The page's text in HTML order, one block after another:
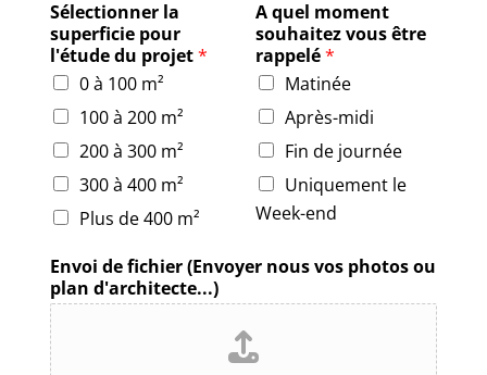
Sélectionner la
superficie pour
l'étude du projet*
0 à 100 m²
100 à 200 m²
200 à 300 m²
300 à 400 m²
Plus de 400 m²
A quel moment
souhaitez vous être
rappelé*
Matinée
Après-midi
Fin de journée
Uniquement le
Week-end
Envoi de fichier (Envoyer nous vos photos ou
plan d'architecte...)